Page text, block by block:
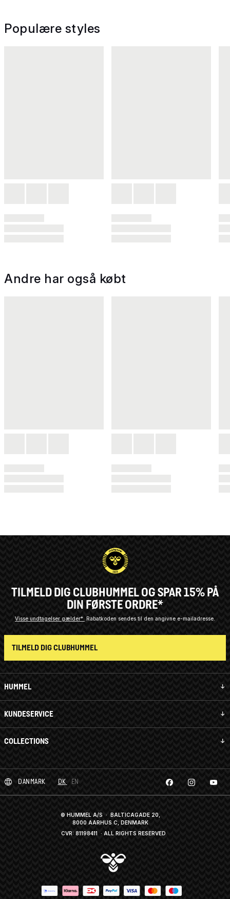
Populære styles
Andre har også købt
HUMMEL
KUNDESERVICE
COLLECTIONS
TILMELD DIG CLUBHUMMEL OG SPAR 15% PÅ
DIN FØRSTE ORDRE*
Visse undtagelser gælder* Rabatkoden sendes til den angivne e-mailadresse.
TILMELD DIG CLUBHUMMEL
DANMARK DK EN
© HUMMEL A/S · BALTICAGADE 20,
8000 AARHUS C, DENMARK
CVR: 81198411 · ALL RIGHTS RESERVED